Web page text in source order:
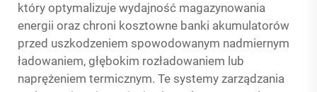
który optymalizuje wydajność magazynowania
energii oraz chroni kosztowne banki akumulatorów
przed uszkodzeniem spowodowanym nadmiernym
ładowaniem, głębokim rozładowaniem lub
naprężeniem termicznym. Te systemy zarządzania